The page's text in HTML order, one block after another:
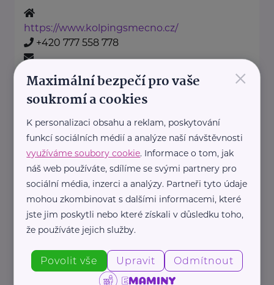
https://www.kolpingsmecno.cz/
+420 777 558 778
ludmila.janzurova@kolpingsmecno.cz
Nadace Dobrý anděl
Holečkova 3331/37 Praha 5
Nadace Dobrý anděl pomáhá
rodinám s dětmi, ve kterých se
dítě, maminka nebo tatínek
https://www.dobryandel.cz/
+420 733 119 119
dobryandel@dobryandel.cz
×
Maximální bezpečí pro vaše
soukromí a cookies
K personalizaci obsahu a reklam, poskytování
funkcí sociálních médií a analýze naší návštěvnosti
využíváme soubory cookie. Informace o tom, jak
náš web používáte, sdílíme se svými partnery pro
sociální média, inzerci a analýzy. Partneři tyto údaje
mohou zkombinovat s dalšími informacemi, které
jste jim poskytli nebo které získali v důsledku toho,
že používáte jejich služby.
Povolit vše Upravit Odmítnout